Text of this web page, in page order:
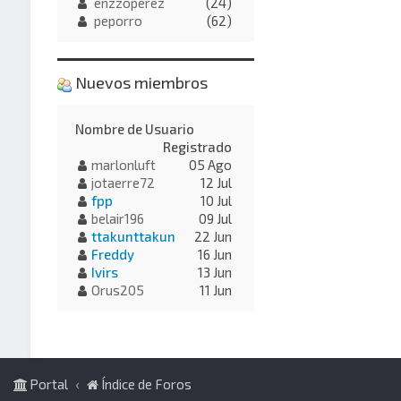
peporro
(62)
Nuevos miembros
Nombre de Usuario
Registrado
marlonluft
05 Ago
jotaerre72
12 Jul
fpp
10 Jul
belair196
09 Jul
ttakunttakun
22 Jun
Freddy
16 Jun
Ivirs
13 Jun
Orus205
11 Jun
Portal Índice de Foros